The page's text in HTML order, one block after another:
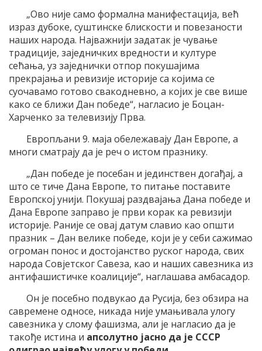
„Ово није само формална манифестација, већ
израз дубоке, суштинске блискости и повезаности
наших народа. Најважнији задатак је чување
традиције, заједничких вредности и културе
сећања, уз заједнички отпор покушајима
прекрајања и ревизије историје са којима се
суочавамо готово свакодневно, а којих је све више
како се ближи Дан победе“, нагласио је Боцан-
Харченко за телевизију Прва.
Европљани 9. маја обележавају Дан Европе, а
многи сматрају да је реч о истом празнику.
„Дан победе је посебан и јединствен догађај, а
што се тиче Дана Европе, то питање поставите
Европској унији. Покушај раздвајања Дана победе и
Дана Европе заправо је први корак ка ревизији
историје. Раније се овај датум славио као општи
празник – Дан велике победе, који је у себи сажимао
огроман понос и достојанство руског народа, свих
народа Совјетског Савеза, као и наших савезника из
антифашистичке коалиције“, наглашава амбасадор.
Он је посебно подвукао да Русија, без обзира на
савремене односе, никада није умањивала улогу
савезника у слому фашизма, али је нагласио да је
такође истина и апсолутно јасно да је СССР